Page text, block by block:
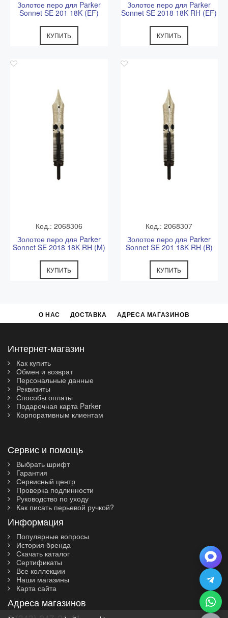
Золотое перо для Parker
Sonnet SE 201 18K (EF)
КУПИТЬ
Золотое перо для Parker
Sonnet SE 2018 18K RH (EF)
КУПИТЬ
Код.: 2068306
Золотое перо для Parker
Sonnet SE 2018 18K RH (M)
КУПИТЬ
Код.: 2068307
Золотое перо для Parker
Sonnet SE 201 18K RH (B)
КУПИТЬ
О НАС ДОСТАВКА АДРЕСА МАГАЗИНОВ
Интернет-магазин
Как купить
Обмен и возврат
Персональные данные
Реквизиты
Способы оплаты
Подарочная карта Parker
Корпоративным клиентам
Сервис и помощь
Выбрать шрифт
Гарантия
Сервисный центр
Проверка подлинности
Руководство по уходу
Как писать перьевой ручкой?
Информация
Популярные вопросы
История бренда
Скачать каталог
Сертификаты
Все коллекции
Наши магазины
Карта сайта
Адреса магазинов